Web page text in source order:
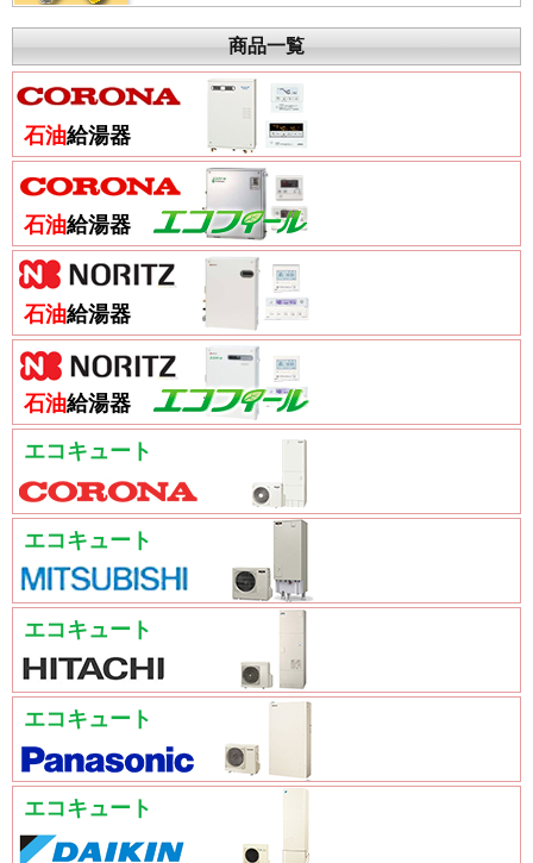
商品一覧
石油給湯器
石油給湯器
石油給湯器
石油給湯器
エコキュート
エコキュート
エコキュート
エコキュート
エコキュート